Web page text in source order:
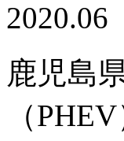
鹿児島
（